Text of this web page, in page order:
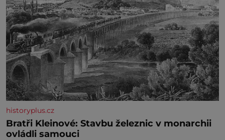
historyplus.cz
Bratři Kleinové: Stavbu železnic v monarchii
ovládli samouci